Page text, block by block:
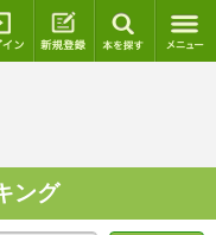
ログイン 新規登録
ング